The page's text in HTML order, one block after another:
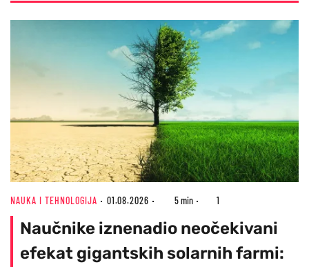
NAUKA I TEHNOLOGIJA 01.08.2026 5 min 1
Naučnike iznenadio neočekivani
efekat gigantskih solarnih farmi: